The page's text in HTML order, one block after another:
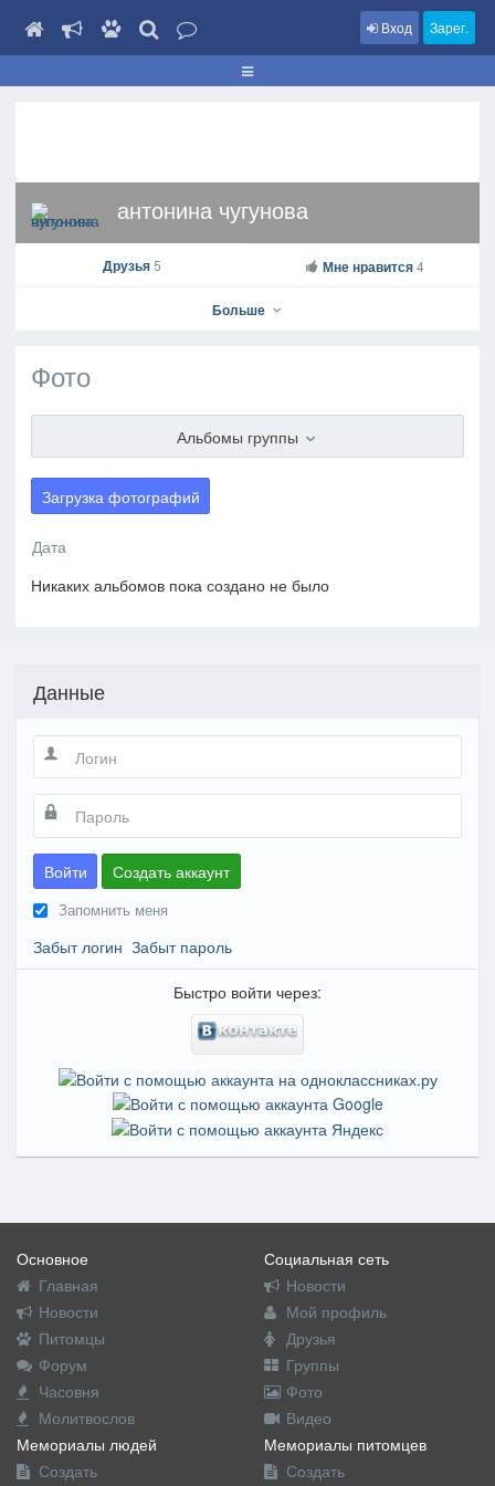
Вход Зарег.
антонина чугунова
антонина чугунова
Друзья5 Мне нравится 4
Больше
Фото
Альбомы группы
Загрузка фотографий
Никаких альбомов пока создано не было
Данные
Войти Создать аккаунт
Запомнить меня
Забыт логин Забыт пароль
Быстро войти через:
Основное
Главная
Новости
Питомцы
Форум
Часовня
Молитвослов
Социальная сеть
Новости
Мой профиль
Друзья
Группы
Фото
Видео
Мемориалы людей
Создать
Мемориалы питомцев
Создать